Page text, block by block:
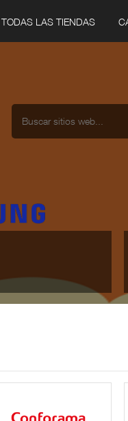
TODAS LAS TIENDAS